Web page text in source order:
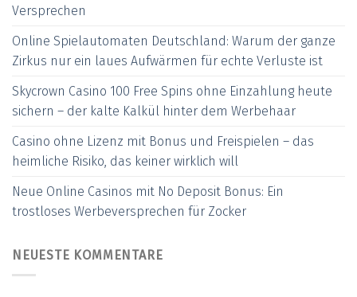
Versprechen
Online Spielautomaten Deutschland: Warum der ganze
Zirkus nur ein laues Aufwärmen für echte Verluste ist
Skycrown Casino 100 Free Spins ohne Einzahlung heute
sichern – der kalte Kalkül hinter dem Werbehaar
Casino ohne Lizenz mit Bonus und Freispielen – das
heimliche Risiko, das keiner wirklich will
Neue Online Casinos mit No Deposit Bonus: Ein
trostloses Werbeversprechen für Zocker
NEUESTE KOMMENTARE